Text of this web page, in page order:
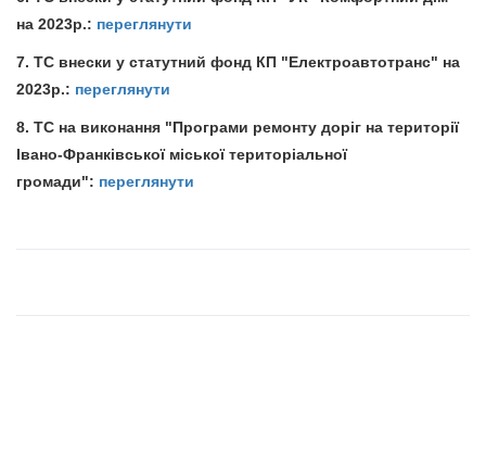
на 2023р.: переглянути
7. ТС внески у статутний фонд КП "Електроавтотранс" на
2023р.: переглянути
8. ТС на виконання "Програми ремонту доріг на території
Івано-Франківської міської територіальної
громади": переглянути